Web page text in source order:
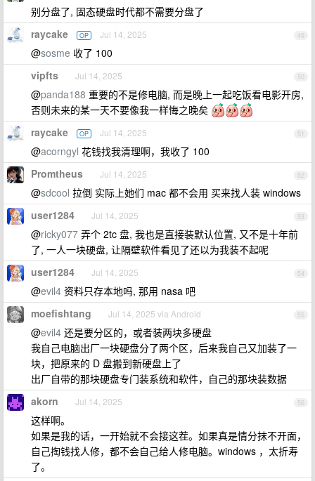
别分盘了, 固态硬盘时代都不需要分盘了
49
raycake OP Jul 14, 2025
@sosme 收了 100
50
vipfts Jul 14, 2025
@panda188 重要的不是修电脑, 而是晚上一起吃饭看电影开房,
否则未来的某一天不要像我一样悔之晚矣
51
raycake OP Jul 14, 2025
@acorngyl 花钱找我清理啊，我收了 100
52
Promtheus Jul 14, 2025
@sdcool 拉倒 实际上她们 mac 都不会用 买来找人装 windows
53
user1284 Jul 14, 2025
@ricky077 弄个 2tc 盘, 我也是直接装默认位置, 又不是十年前
了, 一人一块硬盘, 让隔壁软件看见了还以为我装不起呢
54
user1284 Jul 14, 2025
@evil4 资料只存本地吗, 那用 nasa 吧
55
moefishtang Jul 14, 2025 via Android
@evil4 还是要分区的，或者装两块多硬盘
我自己电脑出厂一块硬盘分了两个区，后来我自己又加装了一
块，把原来的 D 盘搬到新硬盘上了
出厂自带的那块硬盘专门装系统和软件，自己的那块装数据
56
akorn Jul 14, 2025
这样啊。
如果是我的话，一开始就不会接这茬。如果真是情分抹不开面，
自己掏钱找人修，都不会自己给人修电脑。windows ，太折寿
了。